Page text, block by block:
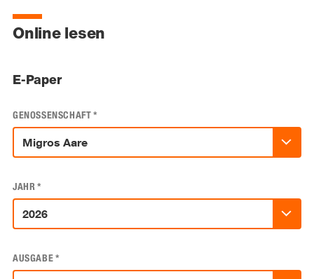
Online lesen
E-Paper
GENOSSENSCHAFT*
JAHR*
AUSGABE*